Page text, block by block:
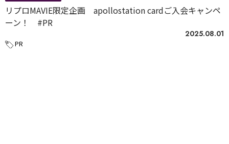
リプロMAVIE限定企画 apollostation cardご入会キャンペ
ーン！ #PR
2025.08.01
PR